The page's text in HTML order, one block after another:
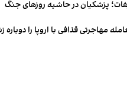
پزشکیان در حاشیه روزهای جنگ
مهاجرتی قذافی با اروپا را دوباره